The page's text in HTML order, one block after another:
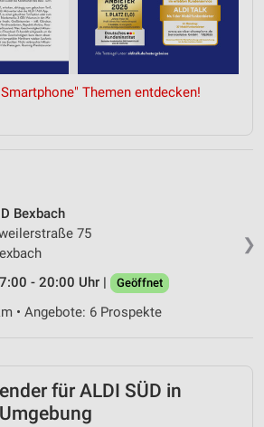
Themen entdecken!
❯
Bexbach
75
- 20:00 Uhr |
Geöffnet
• Angebote: 6 Prospekte
für ALDI SÜD in